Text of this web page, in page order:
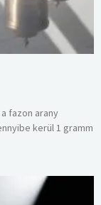
fazon arany
kerül 1 gramm